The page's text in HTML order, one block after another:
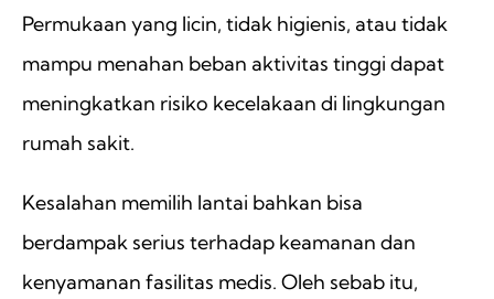
Permukaan yang licin, tidak higienis, atau tidak
mampu menahan beban aktivitas tinggi dapat
meningkatkan risiko kecelakaan di lingkungan
rumah sakit.
Kesalahan memilih lantai bahkan bisa
berdampak serius terhadap keamanan dan
kenyamanan fasilitas medis. Oleh sebab itu,